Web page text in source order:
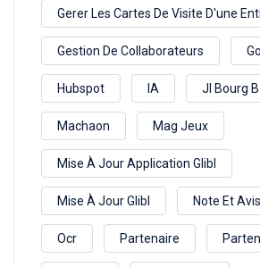
Gerer Les Cartes De Visite D'une
Gestion De Collaborateurs
Hubspot IA Jl Bourg
Machaon Mag Jeux
Mise À Jour Application Glibl
Mise À Jour Glibl Note Et Avis
Ocr Partenaire